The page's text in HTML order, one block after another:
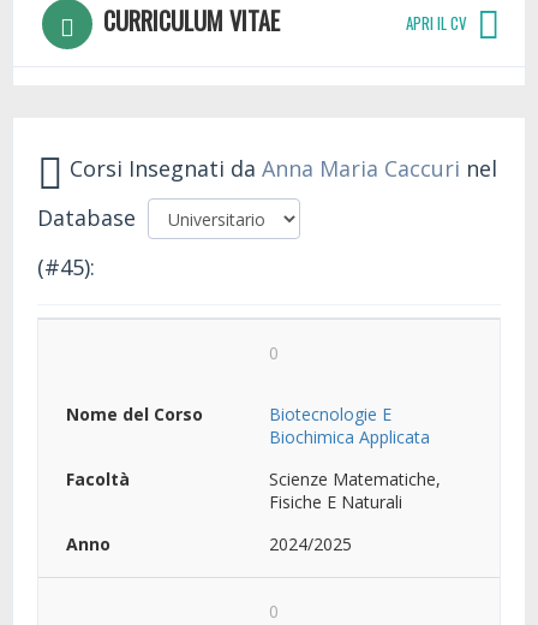
CURRICULUM VITAE APRI IL CV
Corsi Insegnati da Anna Maria Caccuri
Database
(#45):
0
Biotecnologie E
Biochimica Applicata
Scienze Matematiche,
Fisiche E Naturali
2024/2025
0